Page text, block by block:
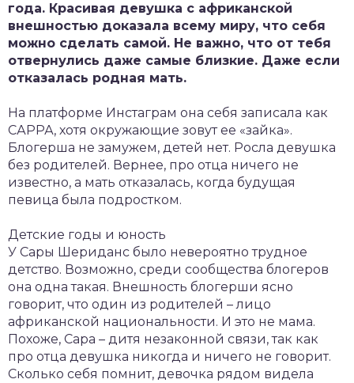
года. Красивая девушка с африканской
внешностью доказала всему миру, что себя
можно сделать самой. Не важно, что от тебя
отвернулись даже самые близкие. Даже если
отказалась родная мать.
На платформе Инстаграм она себя записала как
САРРА, хотя окружающие зовут ее «зайка».
Блогерша не замужем, детей нет. Росла девушка
без родителей. Вернее, про отца ничего не
известно, а мать отказалась, когда будущая
певица была подростком.
Детские годы и юность
У Сары Шериданс было невероятно трудное
детство. Возможно, среди сообщества блогеров
она одна такая. Внешность блогерши ясно
говорит, что один из родителей – лицо
африканской национальности. И это не мама.
Похоже, Сара – дитя незаконной связи, так как
про отца девушка никогда и ничего не говорит.
Сколько себя помнит, девочка рядом видела